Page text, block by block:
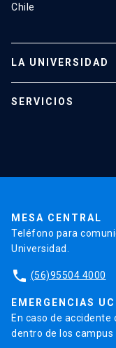
Chile
LA UNIVERSIDAD
Investigación
SERVICIOS
MESA CENTRAL
Teléfono para
Universidad.
phone (56)95504 4000
EMERGENCIAS UC
En caso de
dentro de los campus